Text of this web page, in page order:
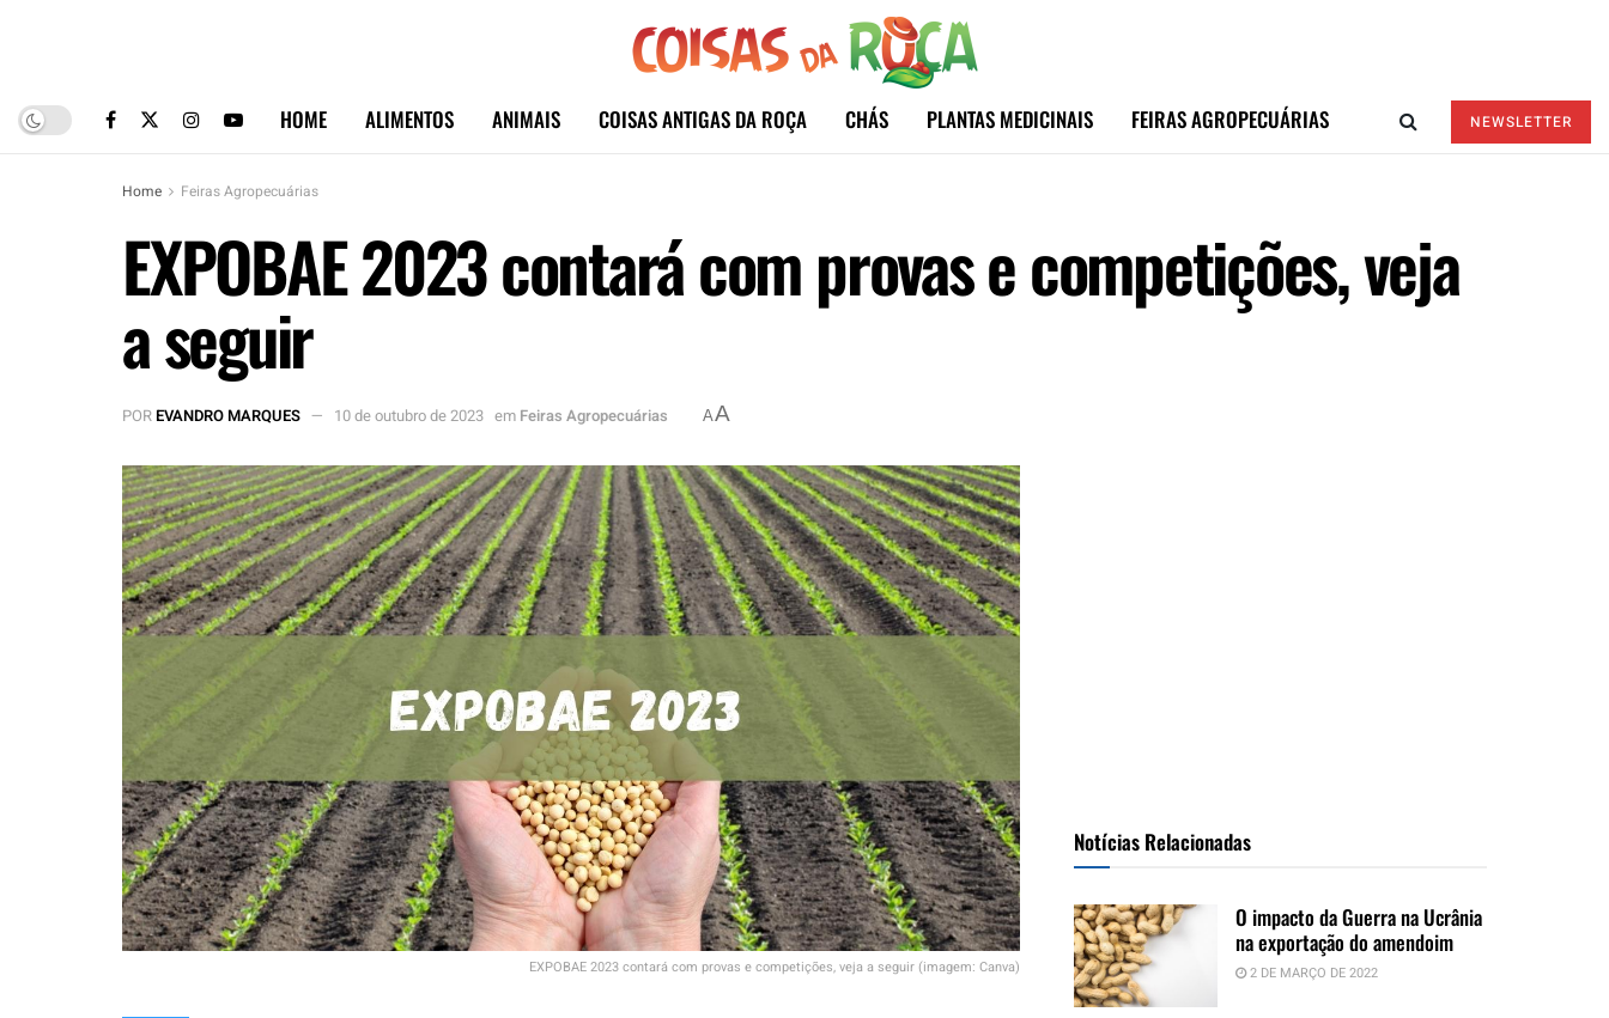
HOME ALIMENTOS ANIMAIS COISAS ANTIGAS DA ROÇA CHÁS PLANTAS MEDICINAIS FEIRAS AGROPECUÁRIAS NEWSLETTER
Home Feiras Agropecuárias
EXPOBAE 2023 contará com provas e competições, veja
a seguir
POREVANDRO MARQUES 10 de outubro de 2023 em Feiras Agropecuárias AA
EXPOBAE 2023 contará com provas e competições, veja a seguir (imagem: Canva)
Notícias Relacionadas
O impacto da Guerra na Ucrânia
na exportação do amendoim
2 DE MARÇO DE 2022